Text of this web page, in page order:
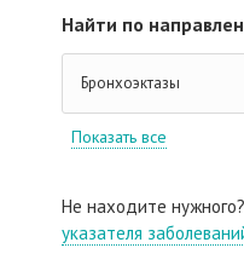
Найти по
Бронхоэктазы
Показать все
Не находите
указателя